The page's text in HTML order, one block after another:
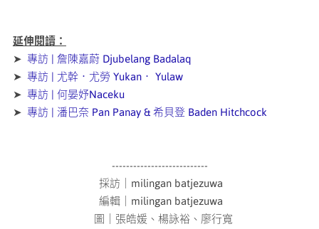
延伸閱讀：
➤ 專訪 | 詹陳嘉蔚 Djubelang Badalaq
➤ 專訪 | 尤幹．尤勞 Yukan． Yulaw
➤ 專訪 | 何晏妤Naceku
➤ 專訪 | 潘巴奈 Pan Panay & 希貝登 Baden Hitchcock
---------------------------
採訪｜milingan batjezuwa
編輯｜milingan batjezuwa
圖｜張皓媛、楊詠裕、廖行寬